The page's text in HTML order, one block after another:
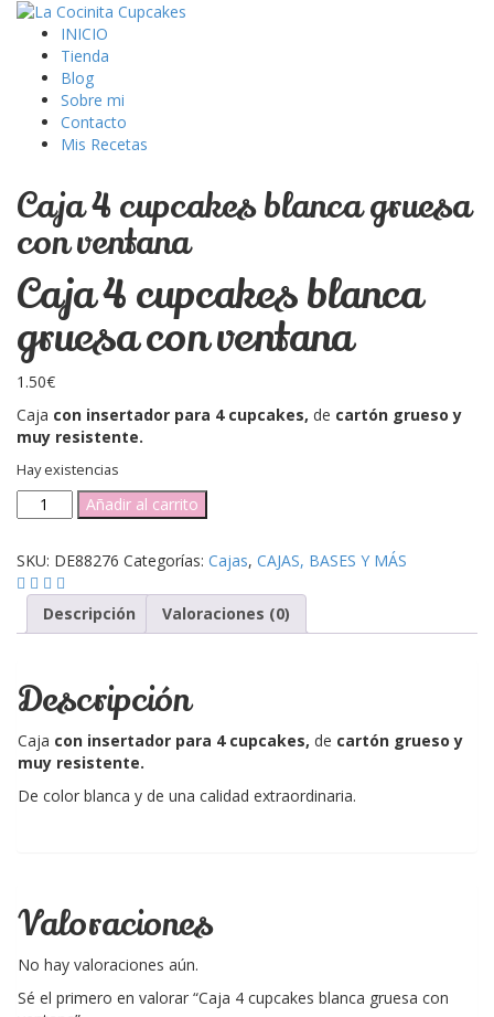
INICIO
Tienda
Blog
Sobre mi
Contacto
Mis Recetas
Caja 4 cupcakes blanca gruesa
con ventana
Caja 4 cupcakes blanca
gruesa con ventana
1.50€
Caja con insertador para 4 cupcakes, de cartón grueso y
muy resistente.
Hay existencias
Caja
4
blanca
gruesa
ventana
Añadir al carrito
SKU: DE88276 Categorías: Cajas, CAJAS, BASES Y MÁS
Descripción Valoraciones (0)
Descripción
Caja con insertador para 4 cupcakes, de cartón grueso y
muy resistente.
De color blanca y de una calidad extraordinaria.
Valoraciones
No hay valoraciones aún.
Sé el primero en valorar “Caja 4 cupcakes blanca gruesa con